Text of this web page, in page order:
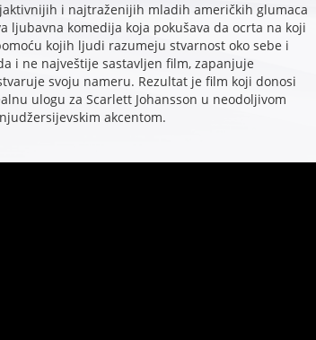
i najtraženijih mladih američkih glumaca
ljubavna komedija koja pokušava da ocrta na koji
kojih ljudi razumeju stvarnost oko sebe i
i ne najveštije sastavljen film, zapanjuje
svoju nameru. Rezultat je film koji donosi
ulogu za Scarlett Johansson u neodoljivom
akcentom.